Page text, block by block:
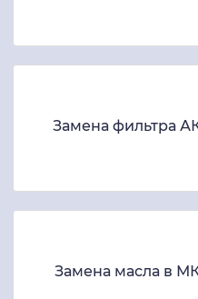
Замена фильтра
Замена масла в